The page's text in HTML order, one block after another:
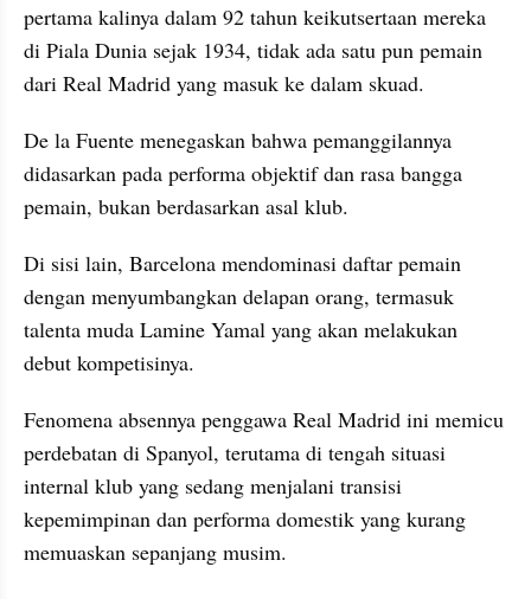
pertama kalinya dalam 92 tahun keikutsertaan mereka
di Piala Dunia sejak 1934, tidak ada satu pun pemain
dari Real Madrid yang masuk ke dalam skuad.
De la Fuente menegaskan bahwa pemanggilannya
didasarkan pada performa objektif dan rasa bangga
pemain, bukan berdasarkan asal klub.
Di sisi lain, Barcelona mendominasi daftar pemain
dengan menyumbangkan delapan orang, termasuk
talenta muda Lamine Yamal yang akan melakukan
debut kompetisinya.
Fenomena absennya penggawa Real Madrid ini memicu
perdebatan di Spanyol, terutama di tengah situasi
internal klub yang sedang menjalani transisi
kepemimpinan dan performa domestik yang kurang
memuaskan sepanjang musim.